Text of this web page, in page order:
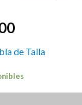
de Talla